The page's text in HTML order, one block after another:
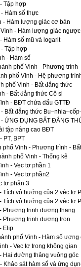
Tập hợp
Hàm số thực
- Hàm lượng giác cơ bản
- Hàm lượng giác ngược
Hàm số mũ và logarit
Tập hợp
- Hàm số
phố Vinh - Phương trình
phố Vinh - Hệ phương
phố Vinh - Bất đẳng thức
- Bất đẳng thức Cô si
- BĐT chứa dấu GTTĐ
Bất đẳng thức
ỨNG DỤNG BẤT ĐẲNG
tập nâng cao BĐT
PT, BPT
phố Vinh - Phương trình -
phố Vinh - Thống kê
- Vec tơ phần 1
- Vec tơ phần2
tơ phần 3
Tích vô hướng của 2 véc tơ
Tích vô hướng của 2 véc tơ
Phương trinh dương thang
Phương trinh dương tron
Elip
phố Vinh - Hàm số ượng
- Vec tơ trong không gian
Hai đường thảng vuông góc
Khảo sát hàm số và ứng